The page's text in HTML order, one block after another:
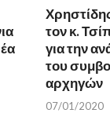
τον κ.
για την
του
αρχηγών
07/01/2020